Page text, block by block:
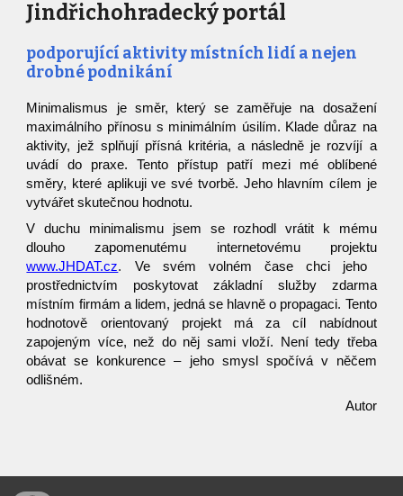
Jindřichohradecký portál
podporující aktivity místních lidí a nejen
drobné podnikání
Minimalismus je směr, který se zaměřuje na dosažení
maximálního přínosu s minimálním úsilím. Klade důraz na
aktivity, jež splňují přísná kritéria, a následně je rozvíjí a
uvádí do praxe. Tento přístup patří mezi mé oblíbené
směry, které aplikuji ve své tvorbě. Jeho hlavním cílem je
vytvářet skutečnou hodnotu.
V duchu minimalismu jsem se rozhodl vrátit k mému
dlouho zapomenutému internetovému projektu
www.JHDAT.cz. Ve svém volném čase chci jeho
prostřednictvím poskytovat základní služby zdarma
místním firmám a lidem, jedná se hlavně o propagaci. Tento
hodnotově orientovaný projekt má za cíl nabídnout
zapojeným více, než do něj sami vloží. Není tedy třeba
obávat se konkurence – jeho smysl spočívá v něčem
odlišném.
Autor